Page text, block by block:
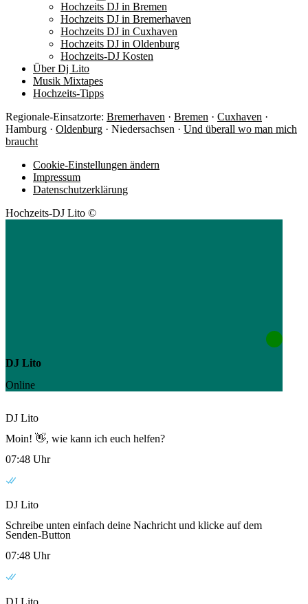
Hochzeits DJ in Bremen
Hochzeits DJ in Bremerhaven
Hochzeits DJ in Cuxhaven
Hochzeits DJ in Oldenburg
Hochzeits-DJ Kosten
Über Dj Lito
Musik Mixtapes
Hochzeits-Tipps
Regionale-Einsatzorte: Bremerhaven · Bremen · Cuxhaven ·
Hamburg · Oldenburg · Niedersachsen · Und überall wo man mich
braucht
Cookie-Einstellungen ändern
Impressum
Datenschutzerklärung
Hochzeits-DJ Lito ©
DJ Lito
Online
DJ Lito
Moin! 👋, wie kann ich euch helfen?
07:48 Uhr
DJ Lito
Schreibe unten einfach deine Nachricht und klicke auf dem
Senden-Button
07:48 Uhr
DJ Lito